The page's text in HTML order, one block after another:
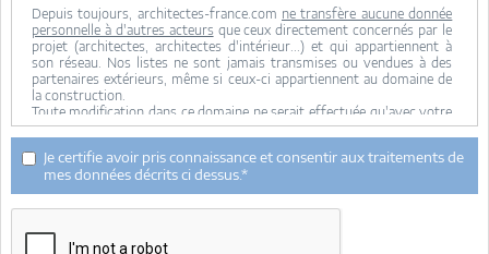
Depuis toujours, architectes-france.com ne transfère aucune donnée
personnelle à d'autres acteurs que ceux directement concernés par le
projet (architectes, architectes d'intérieur...) et qui appartiennent à
son réseau. Nos listes ne sont jamais transmises ou vendues à des
partenaires extérieurs, même si ceux-ci appartiennent au domaine de
la construction.
Toute modification dans ce domaine ne serait effectuée qu'avec votre
consentement.
Je consens à ce que mes données personnelles soient collectées pour
permettre à architectes-france de transférer votre projet aux
architectes. Seul Architectes-france, ses équipes internes et la
maitrise d'oeuvre concernée par le projet y ont accès. Aucune
transmission de données à des tiers à l'exclusion de ceux décrits ci
dessus n'est réalisée.
Je certifie avoir pris connaissance et consentir aux traitements de
mes données décrits ci dessus.*